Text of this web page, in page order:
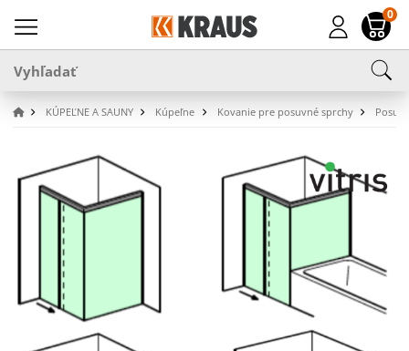
0
KÚPEĽNE A SAUNY Kúpeľne Kovanie pre posuvné sprchy